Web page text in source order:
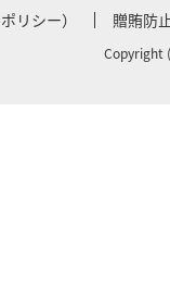
リシー） 贈賄防
Copyright